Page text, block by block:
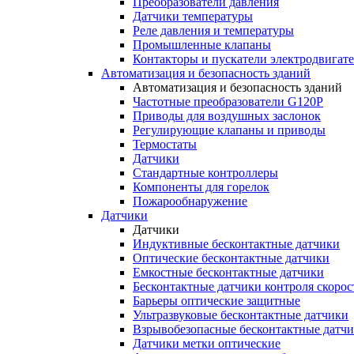
Датчики температуры
Реле давления и температуры
Промышленные клапаны
Контакторы и пускатели
Автоматизация и безопасность зданий
Автоматизация и безопасность зданий
Частотные преобразователи G120P
Приводы для воздушных заслонок
Регулирующие клапаны и приводы
Термостаты
Датчики
Стандартные контроллеры
Компоненты для горелок
Пожарообнаружение
Датчики
Датчики
Индуктивные бесконтактные датчики
Оптические бесконтактные датчики
Емкостные бесконтактные датчики
Бесконтактные датчики контроля
Барьеры оптические защитные
Ультразвуковые бесконтактные датчики
Взрывобезопасные бесконтактные
Датчики метки оптические